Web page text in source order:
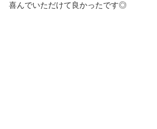
喜んでいただけて良かったです◎